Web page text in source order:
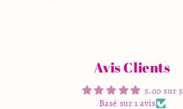
Avis Clients
5.00 sur 5
Basé sur 1 avis